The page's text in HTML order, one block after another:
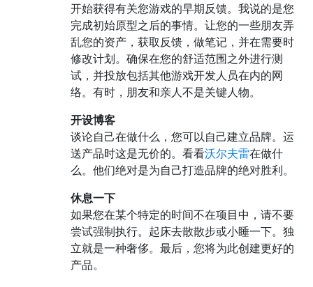
开始获得有关您游戏的早期反馈。我说的是您
完成初始原型之后的事情。让您的一些朋友弄
乱您的资产，获取反馈，做笔记，并在需要时
修改计划。确保在您的舒适范围之外进行测
试，并投放包括其他游戏开发人员在内的网
络。有时，朋友和亲人不是关键人物。
开设博客
谈论自己在做什么，您可以自己建立品牌。运
送产品时这是无价的。看看沃尔夫雷在做什
么。他们绝对是为自己打造品牌的绝对胜利。
休息一下
如果您在某个特定的时间不在项目中，请不要
尝试强制执行。起床去散散步或小睡一下。独
立就是一种奢侈。最后，您将为此创建更好的
产品。